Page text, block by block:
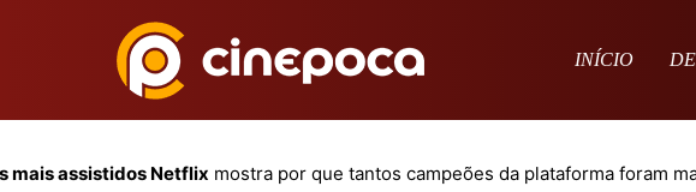
INÍCIO
Por Lucas Lobinco 2 de junho de 2026
mais assistidos Netflix mostra por que tantos campeões da plataforma foram